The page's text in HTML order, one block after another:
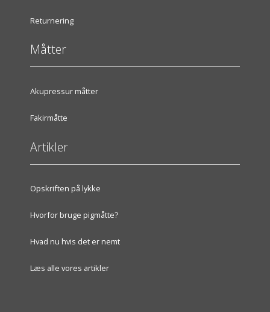
Returnering
Måtter
Akupressur måtter
Fakirmåtte
Artikler
Opskriften på lykke
Hvorfor bruge pigmåtte?
Hvad nu hvis det er nemt
Læs alle vores artikler